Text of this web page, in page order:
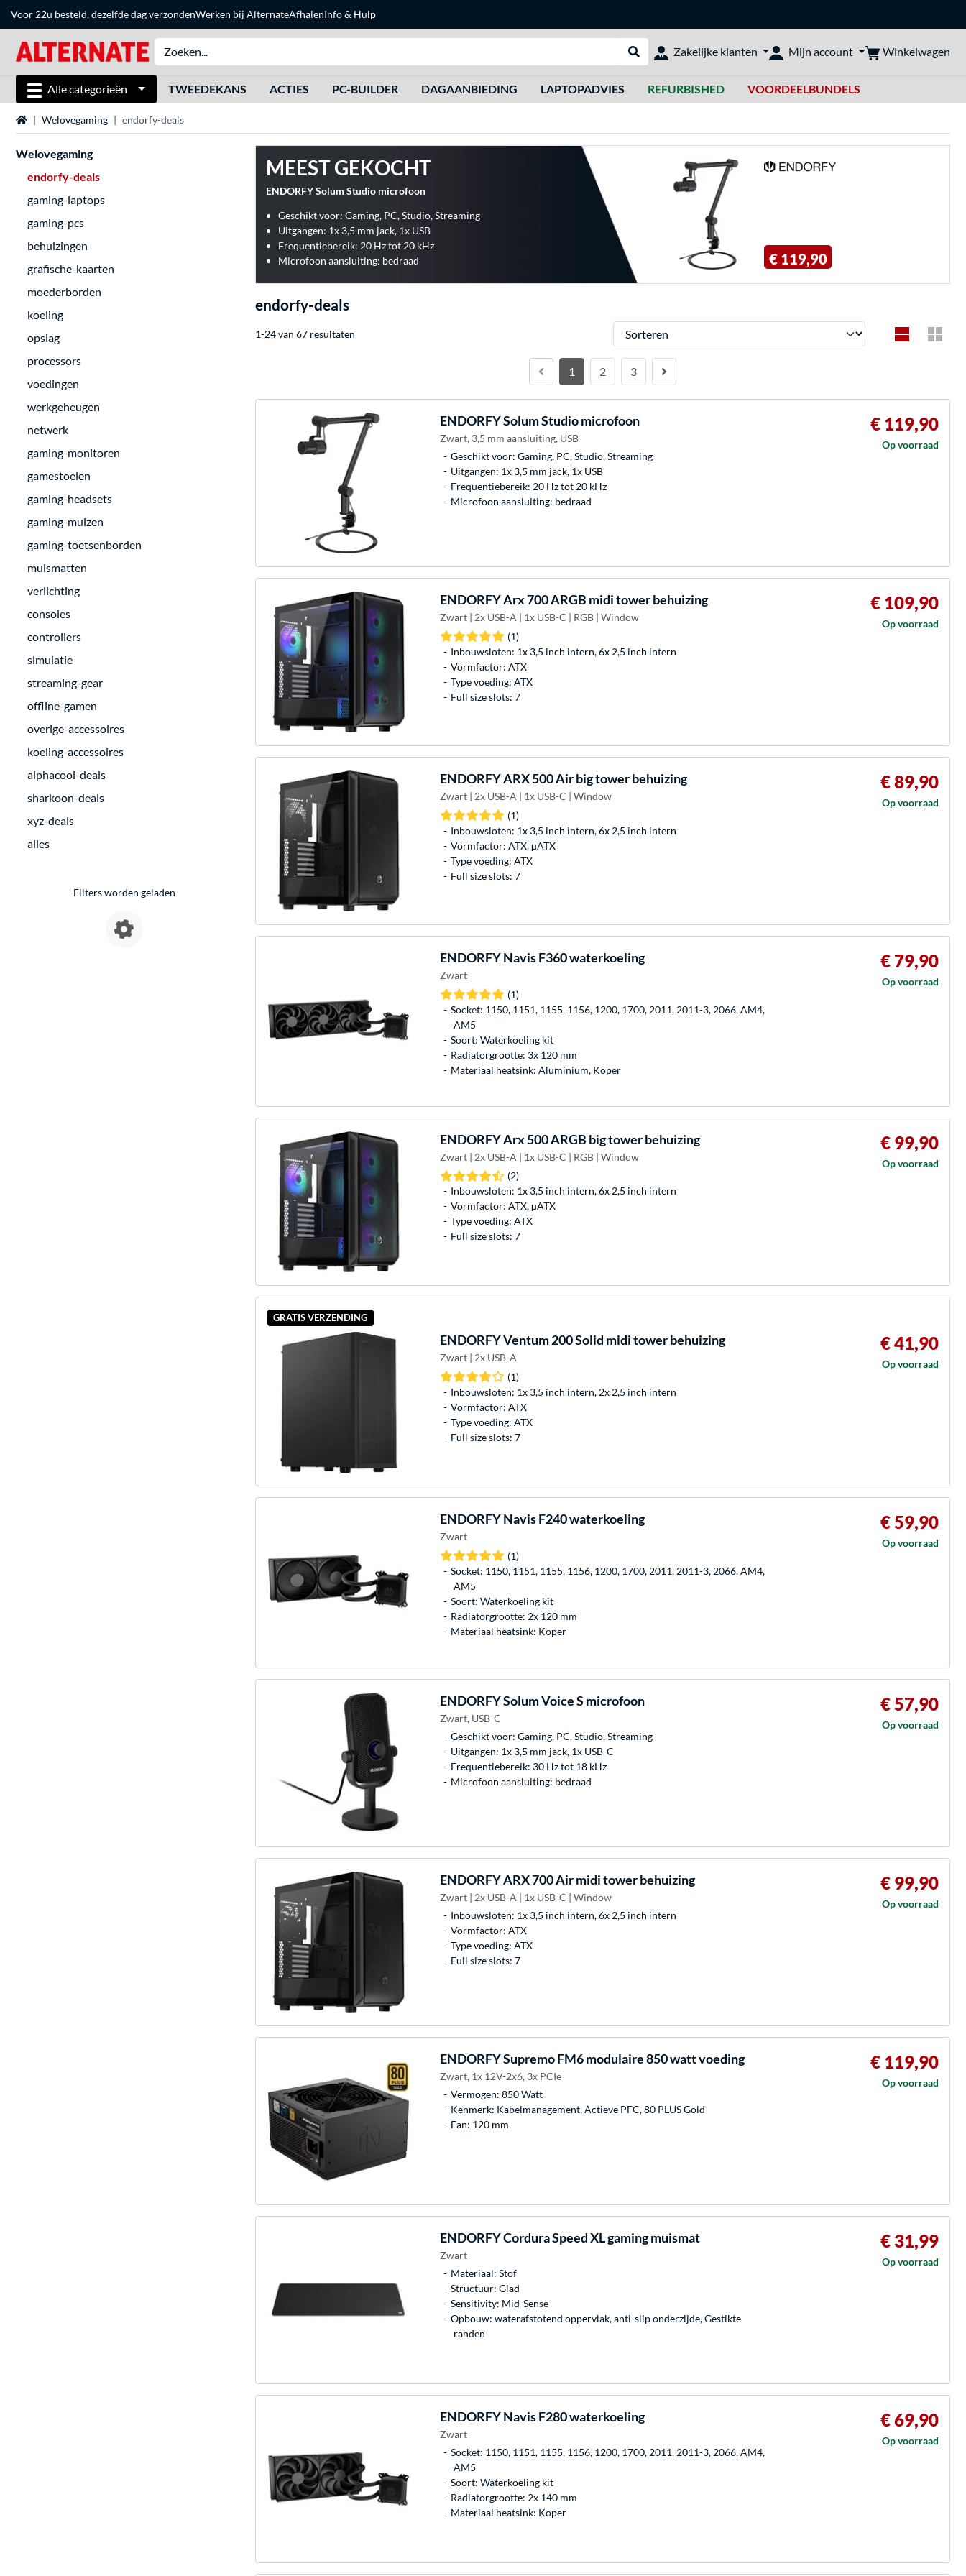
Voor 22u besteld, dezelfde dag verzondenWerken bij AlternateAfhalenInfo & Hulp
Webshop doorzoeken
Zakelijke klanten Mijn account Winkelwagen
Alle categorieën TWEEDEKANS ACTIES PC-BUILDER DAGAANBIEDING LAPTOPADVIES REFURBISHED VOORDEELBUNDELS
HomeWelovegaming endorfy-deals
Welovegaming
endorfy-deals
gaming-laptops
gaming-pcs
behuizingen
grafische-kaarten
moederborden
koeling
opslag
processors
voedingen
werkgeheugen
netwerk
gaming-monitoren
gamestoelen
gaming-headsets
gaming-muizen
gaming-toetsenborden
muismatten
verlichting
consoles
controllers
simulatie
streaming-gear
offline-gamen
overige-accessoires
koeling-accessoires
alphacool-deals
sharkoon-deals
xyz-deals
alles
Filters worden geladen
MEEST GEKOCHT
ENDORFY Solum Studio microfoon
Geschikt voor: Gaming, PC, Studio, Streaming
Uitgangen: 1x 3,5 mm jack, 1x USB
Frequentiebereik: 20 Hz tot 20 kHz
Microfoon aansluiting: bedraad
€ 119,90
endorfy-deals
1-24 van 67 resultaten Sorteren
1 2 3
ENDORFYSolum Studio microfoon
Zwart, 3,5 mm aansluiting, USB
Geschikt voor: Gaming, PC, Studio, Streaming
Uitgangen: 1x 3,5 mm jack, 1x USB
Frequentiebereik: 20 Hz tot 20 kHz
Microfoon aansluiting: bedraad
€ 119,90
Op voorraad
ENDORFYArx 700 ARGB midi tower behuizing
Zwart | 2x USB-A | 1x USB-C | RGB | Window
(1)
Inbouwsloten: 1x 3,5 inch intern, 6x 2,5 inch intern
Vormfactor: ATX
Type voeding: ATX
Full size slots: 7
€ 109,90
Op voorraad
ENDORFYARX 500 Air big tower behuizing
Zwart | 2x USB-A | 1x USB-C | Window
(1)
Inbouwsloten: 1x 3,5 inch intern, 6x 2,5 inch intern
Vormfactor: ATX, µATX
Type voeding: ATX
Full size slots: 7
€ 89,90
Op voorraad
ENDORFYNavis F360 waterkoeling
Zwart
(1)
Socket: 1150, 1151, 1155, 1156, 1200, 1700, 2011, 2011-3, 2066, AM4,
AM5
Soort: Waterkoeling kit
Radiatorgrootte: 3x 120 mm
Materiaal heatsink: Aluminium, Koper
€ 79,90
Op voorraad
ENDORFYArx 500 ARGB big tower behuizing
Zwart | 2x USB-A | 1x USB-C | RGB | Window
(2)
Inbouwsloten: 1x 3,5 inch intern, 6x 2,5 inch intern
Vormfactor: ATX, µATX
Type voeding: ATX
Full size slots: 7
€ 99,90
Op voorraad
GRATIS VERZENDING
ENDORFYVentum 200 Solid midi tower behuizing
Zwart | 2x USB-A
(1)
Inbouwsloten: 1x 3,5 inch intern, 2x 2,5 inch intern
Vormfactor: ATX
Type voeding: ATX
Full size slots: 7
€ 41,90
Op voorraad
ENDORFYNavis F240 waterkoeling
Zwart
(1)
Socket: 1150, 1151, 1155, 1156, 1200, 1700, 2011, 2011-3, 2066, AM4,
AM5
Soort: Waterkoeling kit
Radiatorgrootte: 2x 120 mm
Materiaal heatsink: Koper
€ 59,90
Op voorraad
ENDORFYSolum Voice S microfoon
Zwart, USB-C
Geschikt voor: Gaming, PC, Studio, Streaming
Uitgangen: 1x 3,5 mm jack, 1x USB-C
Frequentiebereik: 30 Hz tot 18 kHz
Microfoon aansluiting: bedraad
€ 57,90
Op voorraad
ENDORFYARX 700 Air midi tower behuizing
Zwart | 2x USB-A | 1x USB-C | Window
Inbouwsloten: 1x 3,5 inch intern, 6x 2,5 inch intern
Vormfactor: ATX
Type voeding: ATX
Full size slots: 7
€ 99,90
Op voorraad
ENDORFYSupremo FM6 modulaire 850 watt voeding
Zwart, 1x 12V-2x6, 3x PCIe
Vermogen: 850 Watt
Kenmerk: Kabelmanagement, Actieve PFC, 80 PLUS Gold
Fan: 120 mm
€ 119,90
Op voorraad
ENDORFYCordura Speed XL gaming muismat
Zwart
Materiaal: Stof
Structuur: Glad
Sensitivity: Mid-Sense
Opbouw: waterafstotend oppervlak, anti-slip onderzijde, Gestikte
randen
€ 31,99
Op voorraad
ENDORFYNavis F280 waterkoeling
Zwart
Socket: 1150, 1151, 1155, 1156, 1200, 1700, 2011, 2011-3, 2066, AM4,
AM5
Soort: Waterkoeling kit
Radiatorgrootte: 2x 140 mm
Materiaal heatsink: Koper
€ 69,90
Op voorraad